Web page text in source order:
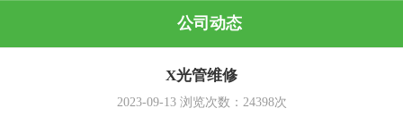
公司动态
X光管维修
2023-09-13浏览次数： 24398次